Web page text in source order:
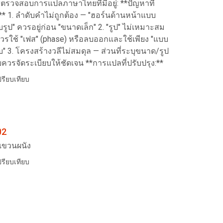
รวจสอบการแปลภาษาไทยที่มีอยู่: **ปัญหาที่
1. ลำดับคำไม่ถูกต้อง — "ฮอร์นด้านหน้าแบบ
รูป" ควรอยู่ก่อน "ขนาดเล็ก" 2. "รูป" ไม่เหมาะสม
รใช้ "เฟส" (phase) หรือลบออกและใช้เพียง "แบบ
" 3. โครงสร้างวลีไม่สมดุล — ส่วนที่ระบุขนาด/รูป
วรจัดระเบียบให้ชัดเจน **การแปลที่ปรับปรุง:**
รียบเทียบ
วนผนัง
รียบเทียบ